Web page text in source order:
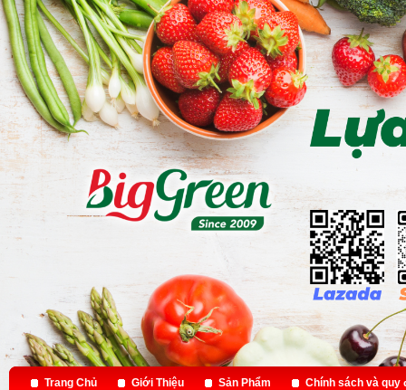
Trang Chủ Giới Thiệu Sản Phẩm Chính sách và quy